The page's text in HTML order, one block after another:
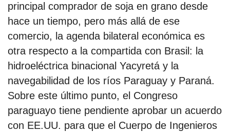
principal comprador de soja en grano desde
hace un tiempo, pero más allá de ese
comercio, la agenda bilateral económica es
otra respecto a la compartida con Brasil: la
hidroeléctrica binacional Yacyretá y la
navegabilidad de los ríos Paraguay y Paraná.
Sobre este último punto, el Congreso
paraguayo tiene pendiente aprobar un acuerdo
con EE.UU. para que el Cuerpo de Ingenieros